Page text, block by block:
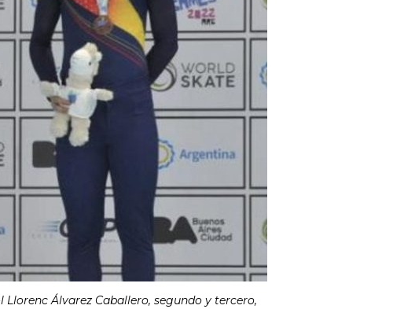
Álvarez Caballero, segundo y tercero,